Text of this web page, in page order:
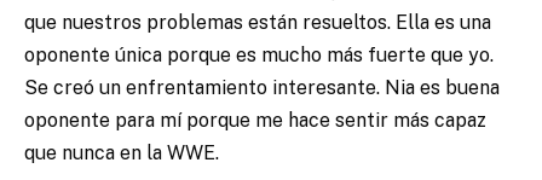
que nuestros problemas están resueltos. Ella es una
oponente única porque es mucho más fuerte que yo.
Se creó un enfrentamiento interesante. Nia es buena
oponente para mí porque me hace sentir más capaz
que nunca en la WWE.